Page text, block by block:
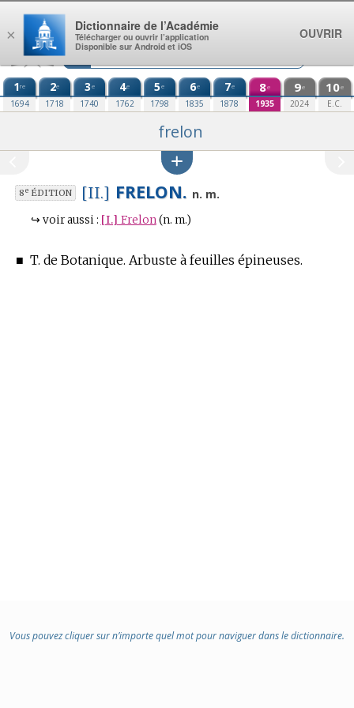
Aller au contenu
1re
1694
2e
1718
3e
1740
4e
1762
5e
1798
6e
1835
7e
1878
8e
1935
9e
2024
10e
E.C.
frelon
8eÉDITION [II.] FRELON. n. m.
↪ voir aussi : [I.] Frelon (n. m.)
■ T. de Botanique. Arbuste à feuilles épineuses.
Vous pouvez cliquer sur n’importe quel mot pour naviguer dans le dictionnaire.
×
Dictionnaire de l’Académie
Télécharger ou ouvrir l’application
Disponible sur Android et iOS
OUVRIR